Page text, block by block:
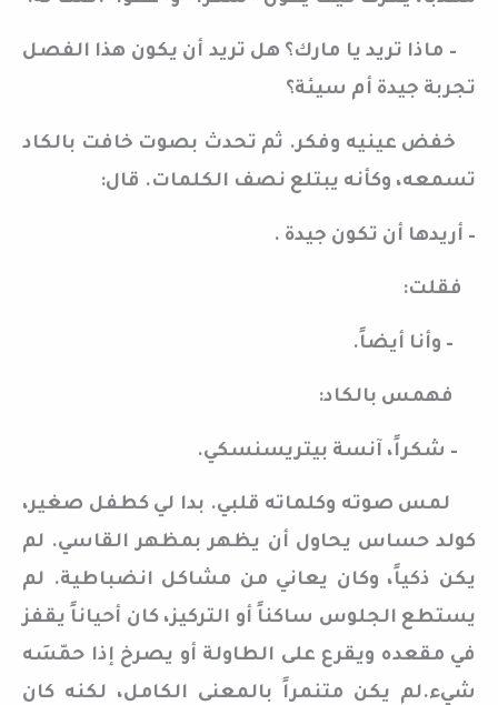
– ماذا تريد يا مارك؟ هل تريد أن يكون هذا الفصل
تجربة جيدة أم سيئة؟
خفض عينيه وفكر. ثم تحدث بصوت خافت بالكاد
تسمعه، وكأنه يبتلع نصف الكلمات. قال:
– أريدها أن تكون جيدة .
فقلت:
– وأنا أيضاً.
فهمس بالكاد:
– شكراً، آنسة بيتريسنسكي.
لمس صوته وكلماته قلبي. بدا لي كطفل صغير،
كولد حساس يحاول أن يظهر بمظهر القاسي. لم
يكن ذكياً، وكان يعاني من مشاكل انضباطية. لم
يستطع الجلوس ساكناً أو التركيز، كان أحياناً يقفز
في مقعده ويقرع على الطاولة أو يصرخ إذا حمّسَه
شيء.لم يكن متنمراً بالمعنى الكامل، لكنه كان